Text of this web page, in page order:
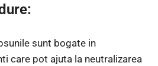
sunt bogate in
care pot ajuta la neutralizarea